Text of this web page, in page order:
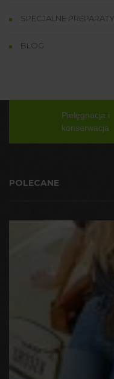
SPECJALNE PREPARATY
BLOG
Pielęgnacja i
konserwacja
POLECANE